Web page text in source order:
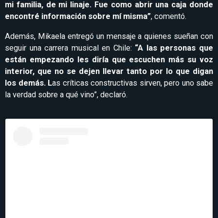
mi familia, de mi linaje. Fue como abrir una caja donde
encontré información sobre mí misma”, comentó.
Además, Mikaela entregó un mensaje a quienes sueñan con
seguir una carrera musical en Chile: “A las personas que
están empezando les diría que escuchen más su voz
interior, que no se dejen llevar tanto por lo que digan
los demás. Las críticas constructivas sirven, pero uno sabe
la verdad sobre a qué vino”, declaró.